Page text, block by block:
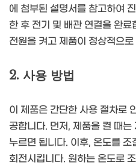
에 첨부된 설명서를 참고하여
한 후 전기 및 배관 연결을 완
전원을 켜고 제품이 정상적으
2. 사용 방법
이 제품은 간단한 사용 절차로
공합니다. 먼저, 제품을 켤 때
누르면 됩니다. 이후, 온도를
회전시킵니다. 원하는 온도로